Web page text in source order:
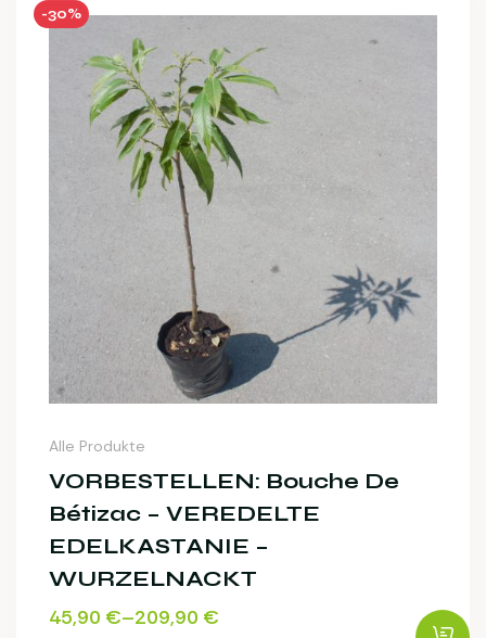
-30%
Alle Produkte
VORBESTELLEN: Bouche De
Bétizac – VEREDELTE
EDELKASTANIE –
WURZELNACKT
45,90 €–209,90 €